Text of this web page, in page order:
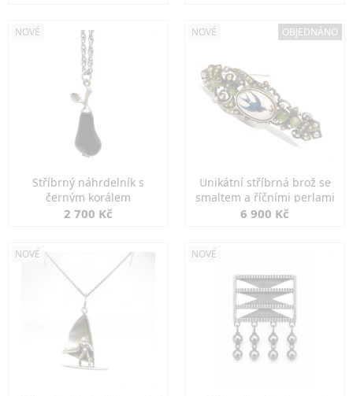
NOVÉ
Stříbrný náhrdelník s
černým korálem
2 700 Kč
NOVÉ OBJEDNÁNO
Unikátní stříbrná brož se
smaltem a říčními perlami
6 900 Kč
NOVÉ NOVÉ